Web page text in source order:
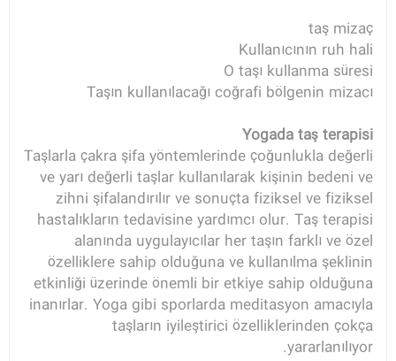
taş mizaç
Kullanıcının ruh hali
O taşı kullanma süresi
Taşın kullanılacağı coğrafi bölgenin mizacı
Yogada taş terapisi
Taşlarla çakra şifa yöntemlerinde çoğunlukla değerli
ve yarı değerli taşlar kullanılarak kişinin bedeni ve
zihni şifalandırılır ve sonuçta fiziksel ve fiziksel
hastalıkların tedavisine yardımcı olur. Taş terapisi
alanında uygulayıcılar her taşın farklı ve özel
özelliklere sahip olduğuna ve kullanılma şeklinin
etkinliği üzerinde önemli bir etkiye sahip olduğuna
inanırlar. Yoga gibi sporlarda meditasyon amacıyla
taşların iyileştirici özelliklerinden çokça
yararlanılıyor.